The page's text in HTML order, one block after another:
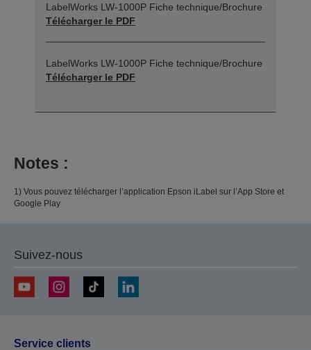
LabelWorks LW-1000P Fiche technique/Brochure
Télécharger le PDF
LabelWorks LW-1000P Fiche technique/Brochure
Télécharger le PDF
Notes :
1) Vous pouvez télécharger l’application Epson iLabel sur l’App Store et
Google Play
Suivez-nous
Service clients